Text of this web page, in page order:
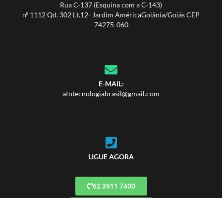
Rua C-137 (Esquina com a C-143)
nº 1112 Qd. 302 Lt.12- Jardim AméricaGoiânia/Goiás CEP
74275-060
E-MAIL:
atntecnologiabrasil@gmail.com
LIGUE AGORA
62 3911 7400